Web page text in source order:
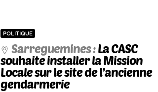
POLITIQUE
Sarreguemines :La CASC
souhaite installer la Mission
Locale sur le site de l’ancienne
gendarmerie